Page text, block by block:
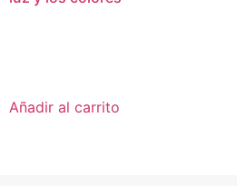
Añadir al carrito